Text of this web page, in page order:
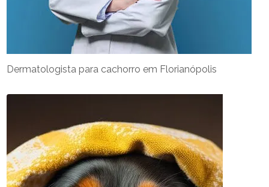
Dermatologista para cachorro em Florianópolis